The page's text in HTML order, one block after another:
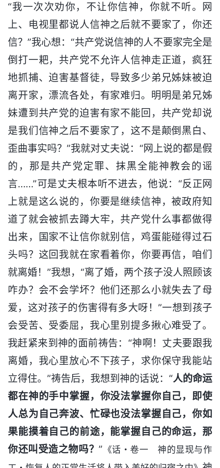
“我一次次劝你，不让你信神，你就不听。网
上、电视里都说人信神之后就不要家了，你还
信？”我心想：“共产党说信神的人不要家完全是
倒打一耙，共产党不允许人信神走正道，疯狂
地抓捕、迫害基督徒，导致多少弟兄姊妹被迫
离开家，漂流各处，有家难归。明明是弟兄姊
妹遭到共产党的迫害有家不能回，共产党却说
是我们信神之后不要家了，这不是颠倒黑白、
歪曲事实吗？”我就对丈夫说：“网上说的都是假
的，那是共产党定罪、抹黑全能神教会的谣
言……”可是丈夫根本听不进去，他说：“反正网
上就是这么说的，你要是继续信神，被政府知
道了就会被抓去蹲大牢，共产党什么事都做得
出来，国家不让信你就别信，鸡蛋能碰得过石
头吗？这回我就在家看着你，你要再信，咱们
就离婚！”我想，“离了婚，两个孩子没人照顾该
咋办？会不会学坏？他们还那么小就失去了母
爱，这对孩子的伤害得有多大呀！”一想到孩子
会受苦、受委屈，我心里别提多揪心难受了。
我赶紧来到神的面前祷告：“神啊！丈夫要跟我
离婚，我心里放心不下孩子，求你保守我能站
立得住。”祷告后，我想到神的话说：“人的命运
都在神的手中掌握，你没法掌握你自己，即使
人总为自己奔波、忙碌也没法掌握自己，你如
果能摸着自己的前途，能掌握自己的命运，那
你还叫受造之物吗？” 《话・卷一 神的显现与作